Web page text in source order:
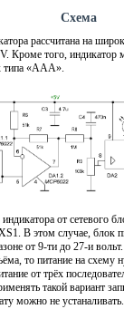
Схема
рассчитана на
Кроме того, индикатор
типа «AAA».
от сетевого
В этом случае, блок
от 9-ти до 27-и
то питание на схему
от трёх
такой вариант
можно не устаналивать.